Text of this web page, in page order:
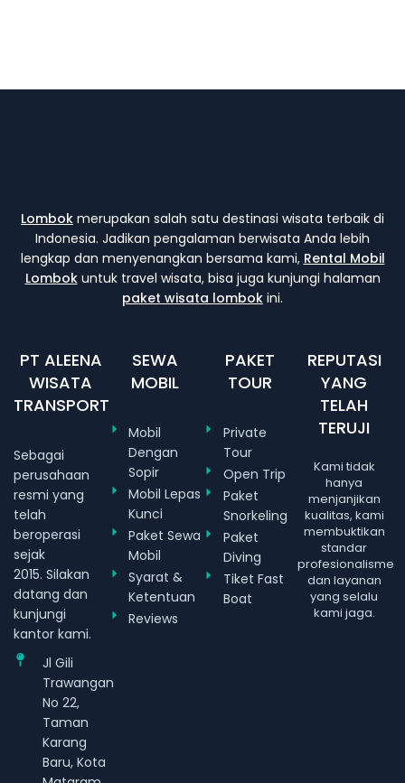
Lombok merupakan salah satu destinasi wisata terbaik di
Indonesia. Jadikan pengalaman berwisata Anda lebih
lengkap dan menyenangkan bersama kami, Rental Mobil
Lombokuntuk travel wisata, bisa juga kunjungi halaman
paket wisata lombok ini.
PT ALEENA
WISATA
TRANSPORT
Sebagai
perusahaan
resmi yang
telah
beroperasi
sejak
2015. Silakan
datang dan
kunjungi
kantor kami.
Jl Gili
Trawangan
No 22,
Taman
Karang
Baru, Kota
SEWA
MOBIL
Mobil
Dengan
Sopir
Mobil Lepas
Kunci
Paket Sewa
Mobil
Syarat &
Ketentuan
Reviews
PAKET
TOUR
Private
Tour
Open Trip
Paket
Snorkeling
Paket
Diving
Tiket Fast
Boat
REPUTASI
YANG
TELAH
TERUJI
Kami tidak
hanya
menjanjikan
kualitas, kami
membuktikan
standar
profesionalisme
dan layanan
yang selalu
kami jaga.